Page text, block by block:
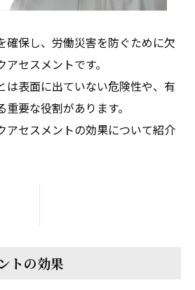
確保し、労働災害を防ぐために欠
セスメントです。
は表面に出ていない危険性や、有
要な役割があります。
アセスメントの効果について紹介
トの効果